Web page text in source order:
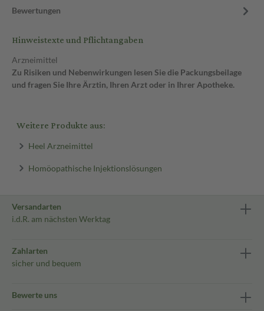
Bewertungen
Hinweistexte und Pflichtangaben
Arzneimittel
Zu Risiken und Nebenwirkungen lesen Sie die Packungsbeilage
und fragen Sie Ihre Ärztin, Ihren Arzt oder in Ihrer Apotheke.
Weitere Produkte aus:
Heel Arzneimittel
Homöopathische Injektionslösungen
Versandarten
i.d.R. am nächsten Werktag
Zahlarten
sicher und bequem
Bewerte uns